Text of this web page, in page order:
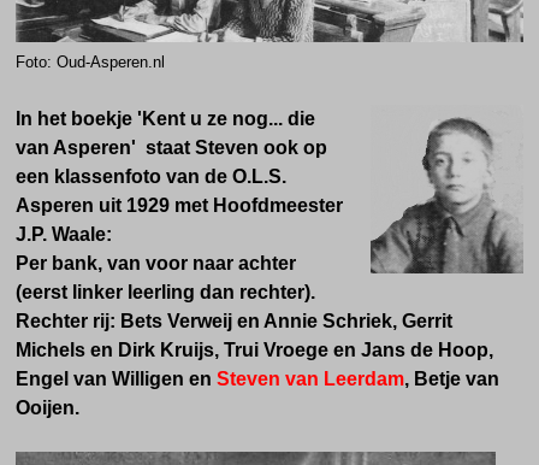
Foto: Oud-Asperen.nl
In het boekje 'Kent u ze nog... die
van Asperen' staat Steven ook op
een klassenfoto van de O.L.S.
Asperen uit 1929 met Hoofdmeester
J.P. Waale:
Per bank, van voor naar achter
(eerst linker leerling dan rechter).
Rechter rij: Bets Verweij en Annie Schriek, Gerrit
Michels en Dirk Kruijs, Trui Vroege en Jans de Hoop,
Engel van Willigen en Steven van Leerdam, Betje van
Ooijen.